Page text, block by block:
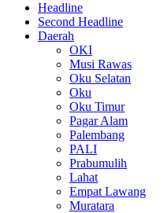
Headline
Second Headline
Daerah
OKI
Musi Rawas
Oku Selatan
Oku
Oku Timur
Pagar Alam
Palembang
PALI
Prabumulih
Lahat
Empat Lawang
Muratara